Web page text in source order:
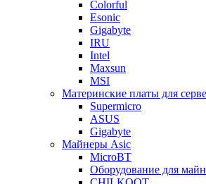
Colorful
Esonic
Gigabyte
IRU
Intel
Maxsun
MSI
Материнские платы для
Supermicro
ASUS
Gigabyte
Майнеры Asic
MicroBT
Оборудование для